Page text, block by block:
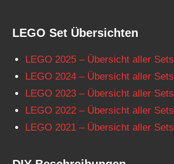
LEGO Set Übersichten
LEGO 2025 – Übersicht aller Sets
LEGO 2024 – Übersicht aller Sets
LEGO 2023 – Übersicht aller Sets
LEGO 2022 – Übersicht aller Sets
LEGO 2021 – Übersicht aller Sets